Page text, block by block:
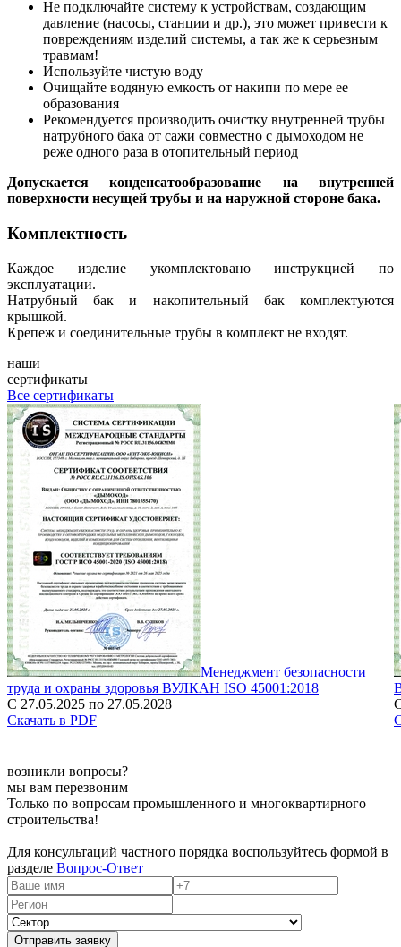
Не подключайте систему к устройствам, создающим
давление (насосы, станции и др.), это может привести к
повреждениям изделий системы, а так же к серьезным
травмам!
Используйте чистую воду
Очищайте водяную емкость от накипи по мере ее
образования
Рекомендуется производить очистку внутренней трубы
натрубного бака от сажи совместно с дымоходом не
реже одного раза в отопительный период
Допускается конденсатообразование на внутренней
поверхности несущей трубы и на наружной стороне бака.
Комплектность
Каждое изделие укомплектовано инструкцией по
эксплуатации.
Натрубный бак и накопительный бак комплектуются
крышкой.
Крепеж и соединительные трубы в комплект не входят.
наши
сертификаты
Все сертификаты
Менеджмент безопасности
труда и охраны здоровья ВУЛКАН ISO 45001:2018
С 27.05.2025 по 27.05.2028
Скачать в PDF
возникли вопросы?
мы вам перезвоним
Только по вопросам промышленного и многоквартирного
строительства!
Для консультаций частного порядка воспользуйтесь формой в
разделе Вопрос-Ответ